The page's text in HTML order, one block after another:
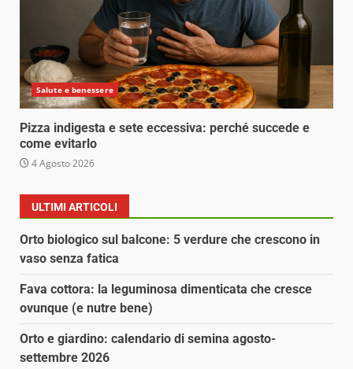
Salute e benessere
Pizza indigesta e sete eccessiva: perché succede e
come evitarlo
4 Agosto 2026
ULTIMI ARTICOLI
Orto biologico sul balcone: 5 verdure che crescono in
vaso senza fatica
Fava cottora: la leguminosa dimenticata che cresce
ovunque (e nutre bene)
Orto e giardino: calendario di semina agosto-
settembre 2026